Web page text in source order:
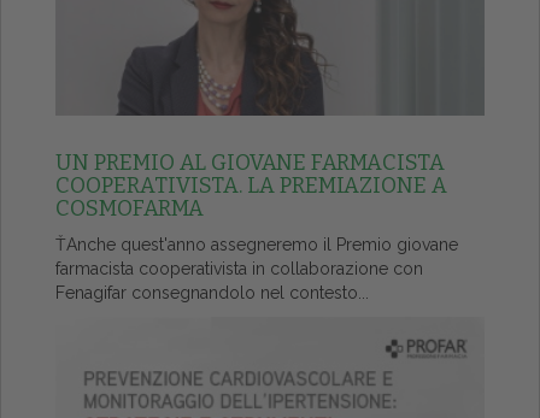
UN PREMIO AL GIOVANE FARMACISTA
COOPERATIVISTA. LA PREMIAZIONE A
COSMOFARMA
ŤAnche quest'anno assegneremo il Premio giovane
farmacista cooperativista in collaborazione con
Fenagifar consegnandolo nel contesto...